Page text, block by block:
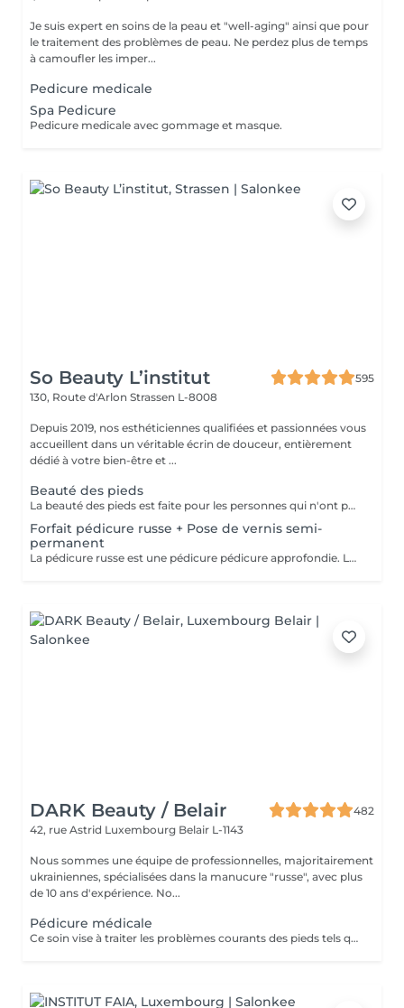
Je suis expert en soins de la peau et "well-aging" ainsi que pour
le traitement des problèmes de peau. Ne perdez plus de temps
à camoufler les imper...
Pedicure medicale
Spa Pedicure
Pedicure medicale avec gommage et masque.
So Beauty L’institut
595
130, Route d'Arlon Strassen L-8008
Depuis 2019, nos esthéticiennes qualifiées et passionnées vous
accueillent dans un véritable écrin de douceur, entièrement
dédié à votre bien-être et ...
Beauté des pieds
La beauté des pieds est faite pour les personnes qui n'ont pas de problème particulier au niveau de leur pieds. Elle comprend la pousse des cuticules, la coupe des ongles et le limage, léger ponçage de la plaque de l'ongle, et rape de la plante du pied. Pose de vernis transparent et application de crème inclues.
Forfait pédicure russe + Pose de vernis semi-
permanent
La pédicure russe est une pédicure pédicure approfondie. La durée de votre vernis permanent va durer 1 semaine de plus.
DARK Beauty / Belair
482
42, rue Astrid Luxembourg Belair L-1143
Nous sommes une équipe de professionnelles, majoritairement
ukrainiennes, spécialisées dans la manucure "russe", avec plus
de 10 ans d'expérience. No...
Pédicure médicale
Ce soin vise à traiter les problèmes courants des pieds tels que les crevasses, durillons, cors, correction des ongles incarnés.. Pris en charge avec précision par notre spécialiste. Contenu du service : -Évaluation initiale de l'état des pieds -Nettoyage hygiénique et assouplissement de la peau -Élimination des zones dures ou épaissies -Soin des ongles et mise en forme minutieuse -Traitement ciblé des zones à problème -Application d'une crème thérapeutique pour les pieds